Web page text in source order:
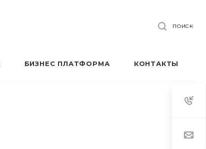
ПОИСК
БИЗНЕС ПЛАТФОРМА КОНТАКТЫ